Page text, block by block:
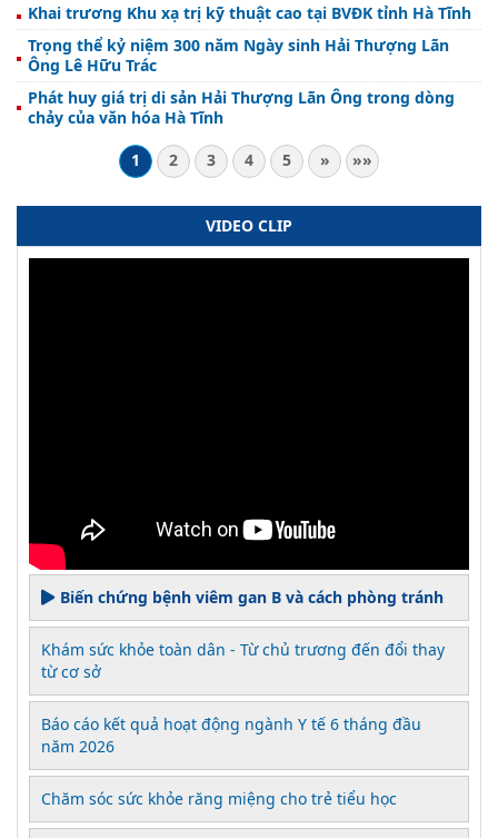
Khai trương Khu xạ trị kỹ thuật cao tại BVĐK tỉnh Hà Tĩnh
Trọng thể kỷ niệm 300 năm Ngày sinh Hải Thượng Lãn
Ông Lê Hữu Trác
Phát huy giá trị di sản Hải Thượng Lãn Ông trong dòng
chảy của văn hóa Hà Tĩnh
1
2 3 4 5 » »»
VIDEO CLIP
Biến chứng bệnh viêm gan B và cách phòng tránh
Khám sức khỏe toàn dân - Từ chủ trương đến đổi thay
từ cơ sở
Báo cáo kết quả hoạt động ngành Y tế 6 tháng đầu
năm 2026
Chăm sóc sức khỏe răng miệng cho trẻ tiểu học